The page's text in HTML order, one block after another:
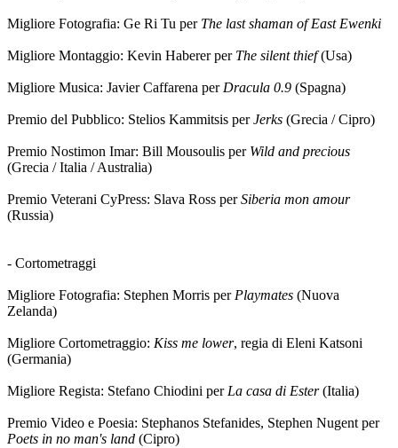
Migliore Fotografia: Ge Ri Tu per The last shaman of East Ewenki
Migliore Montaggio: Kevin Haberer per The silent thief(Usa)
Migliore Musica: Javier Caffarena per Dracula 0.9 (Spagna)
Premio del Pubblico: Stelios Kammitsis perJerks (Grecia / Cipro)
Premio Nostimon Imar: Bill Mousoulis per Wild and precious
(Grecia / Italia / Australia)
Premio Veterani CyPress: Slava Ross perSiberia mon amour
(Russia)
- Cortometraggi
Migliore Fotografia: Stephen Morris per Playmates (Nuova
Zelanda)
Migliore Cortometraggio: Kiss me lower, regia di Eleni Katsoni
(Germania)
Migliore Regista: Stefano Chiodini per La casa di Ester(Italia)
Premio Video e Poesia: Stephanos Stefanides, Stephen Nugent per
Poets in no man's land (Cipro)